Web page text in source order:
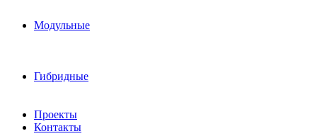
Модульные
Гибридные
Проекты
Контакты